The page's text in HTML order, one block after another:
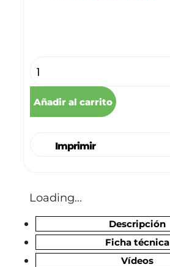
Añadir al carrito
Imprimir
Loading...
Descripción
Ficha técnica
Vídeos